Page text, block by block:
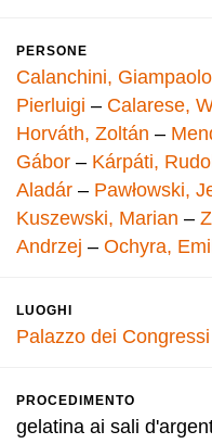
PERSONE
Calanchini, Giampaolo
Pierluigi – Calarese,
Horváth, Zoltán –
Gábor – Kárpáti,
Aladár – Pawłowski,
Kuszewski, Marian –
Andrzej – Ochyra, Emil
LUOGHI
Palazzo dei
PROCEDIMENTO
gelatina ai sali